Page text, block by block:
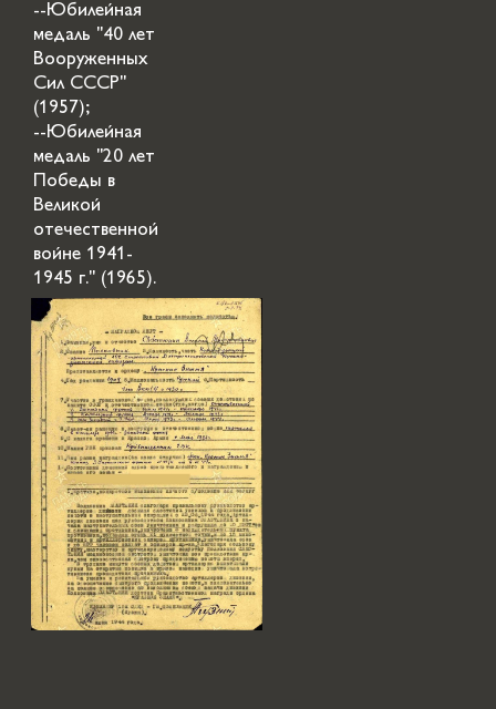
--Юбилейная
медаль "40 лет
Вооруженных
Сил СССР"
(1957);
--Юбилейная
медаль "20 лет
Победы в
Великой
отечественной
войне 1941-
1945 г." (1965).